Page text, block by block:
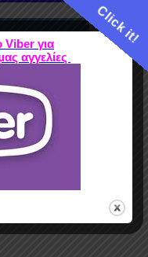
Click it!
Viber για
αγγελίες